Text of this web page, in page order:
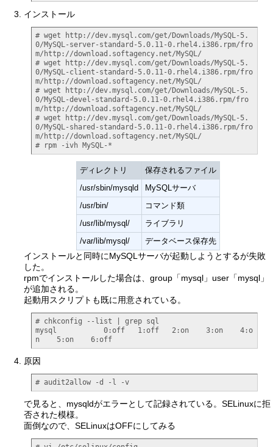
インストール
# wget http://dev.mysql.com/get/Downloads/MySQL-5.
0/MySQL-server-standard-5.0.11-0.rhel4.i386.rpm/fro
m/http://download.softagency.net/MySQL/
# wget http://dev.mysql.com/get/Downloads/MySQL-5.
0/MySQL-client-standard-5.0.11-0.rhel4.i386.rpm/fro
m/http://download.softagency.net/MySQL/
# wget http://dev.mysql.com/get/Downloads/MySQL-5.
0/MySQL-devel-standard-5.0.11-0.rhel4.i386.rpm/fro
m/http://download.softagency.net/MySQL/
# wget http://dev.mysql.com/get/Downloads/MySQL-5.
0/MySQL-shared-standard-5.0.11-0.rhel4.i386.rpm/fro
m/http://download.softagency.net/MySQL/
# rpm -ivh MySQL-*
ディレクトリ
保存されるファイル
/usr/sbin/mysqld
MySQLサーバ
/usr/bin/
コマンド類
/usr/lib/mysql/
ライブラリ
/var/lib/mysql/
データベース保存先
インストールと同時にMySQLサーバが起動しようとするが失敗
した。
rpmでインストールした場合は、group「mysql」user「mysql」
が追加される。
起動用スクリプトも既に用意されている。
# chkconfig --list | grep sql
mysql           0:off   1:off   2:on    3:on    4:o
n    5:on    6:off
原因
# audit2allow -d -l -v
で見ると、mysqldがエラーとして記録されている。SELinuxに拒
否された模様。
面倒なので、SELinuxはOFFにしてみる